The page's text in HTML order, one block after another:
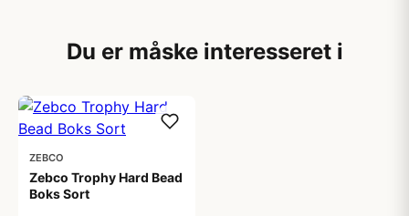
Du er måske interesseret i
ZEBCO
Zebco Trophy Hard Bead
Boks Sort